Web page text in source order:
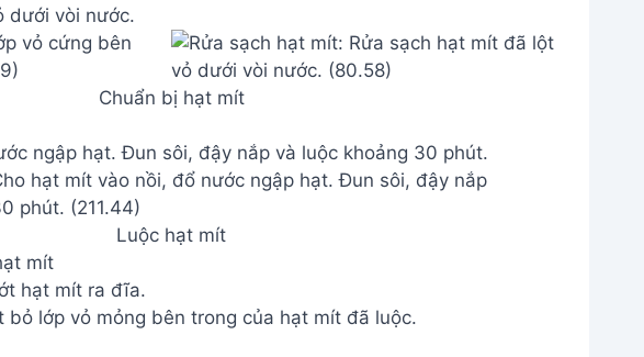
dưới vòi nước.
Chuẩn bị hạt mít
ngập hạt. Đun sôi, đậy nắp và luộc khoảng 30 phút.
Luộc hạt mít
mít
hạt mít ra đĩa.
bỏ lớp vỏ mỏng bên trong của hạt mít đã luộc.